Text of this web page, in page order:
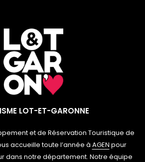
LOT-ET-GARONNE
et de Réservation Touristique de
accueille toute l’année à AGEN pour
dans notre département. Notre équipe